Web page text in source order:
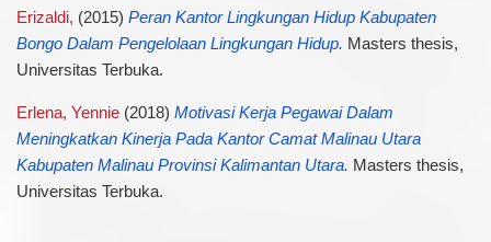
Erizaldi, (2015) Peran Kantor Lingkungan Hidup Kabupaten
Bongo Dalam Pengelolaan Lingkungan Hidup. Masters thesis,
Universitas Terbuka.
Erlena, Yennie(2018) Motivasi Kerja Pegawai Dalam
Meningkatkan Kinerja Pada Kantor Camat Malinau Utara
Kabupaten Malinau Provinsi Kalimantan Utara. Masters thesis,
Universitas Terbuka.